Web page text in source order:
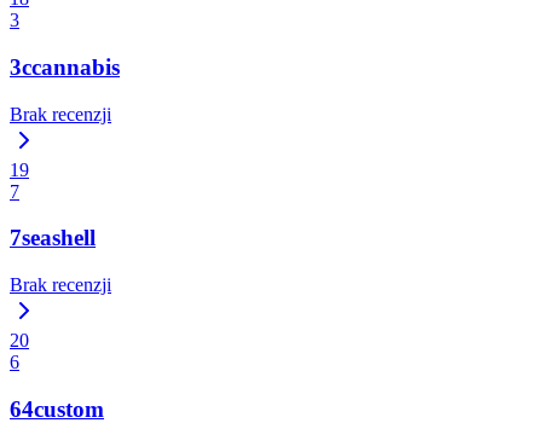
3
3ccannabis
Brak recenzji
19
7
7seashell
Brak recenzji
20
6
64custom